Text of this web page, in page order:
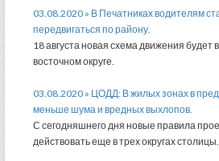
03.08.2020 » В Печатниках водителям
передвигаться по району.
18 августа новая схема движения будет
восточном округе.
03.08.2020 » ЦОДД: В жилых зонах в
меньше шума и вредных выхлопов.
С сегодняшнего дня новые правила
действовать еще в трех округах столицы.